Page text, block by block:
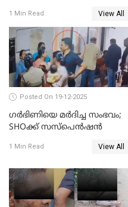
ക്ലീനര്‍ പിടിയിൽ
1 Min Read View All
Posted On 19-12-2025
ഗര്‍ഭിണിയെ മർദിച്ച സംഭവം;
SHOക്ക് സസ്പെൻഷൻ
1 Min Read View All